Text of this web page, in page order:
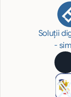
Soluții
-